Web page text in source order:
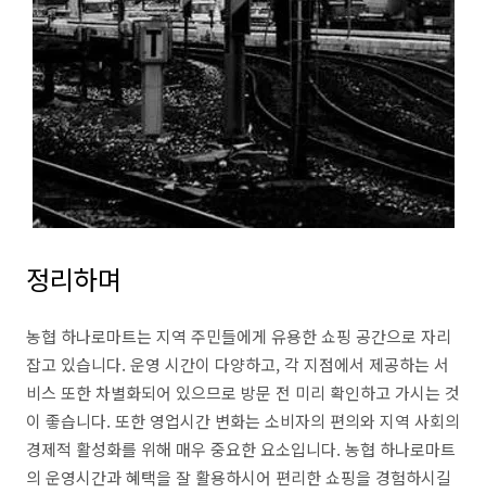
정리하며
농협 하나로마트는 지역 주민들에게 유용한 쇼핑 공간으로 자리
잡고 있습니다. 운영 시간이 다양하고, 각 지점에서 제공하는 서
비스 또한 차별화되어 있으므로 방문 전 미리 확인하고 가시는 것
이 좋습니다. 또한 영업시간 변화는 소비자의 편의와 지역 사회의
경제적 활성화를 위해 매우 중요한 요소입니다. 농협 하나로마트
의 운영시간과 혜택을 잘 활용하시어 편리한 쇼핑을 경험하시길